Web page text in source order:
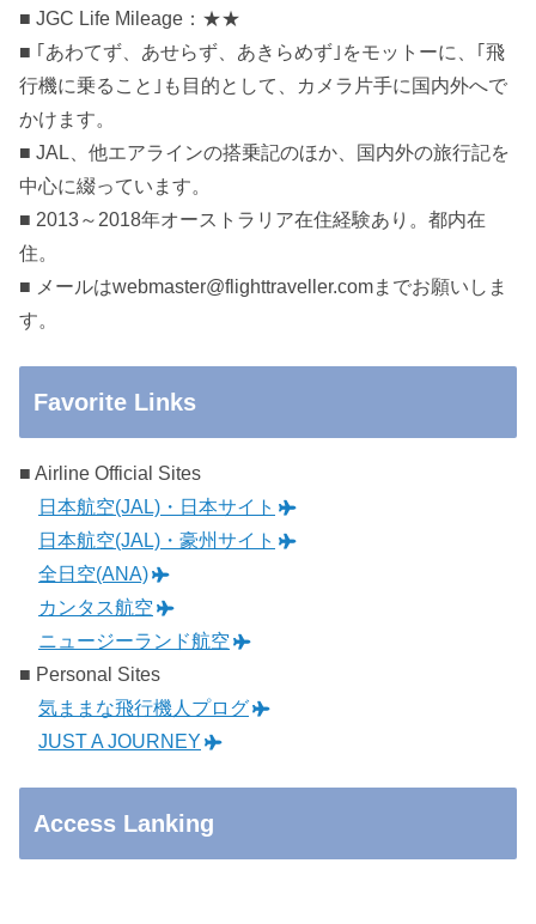
■ JGC Life Mileage：★★
■ ｢あわてず、あせらず、あきらめず｣をモットーに、｢飛
行機に乗ること｣も目的として、カメラ片手に国内外へで
かけます。
■ JAL、他エアラインの搭乗記のほか、国内外の旅行記を
中心に綴っています。
■ 2013～2018年オーストラリア在住経験あり。都内在
住。
■ メールはwebmaster@flighttraveller.comまでお願いしま
す。
Favorite Links
■ Airline Official Sites
日本航空(JAL)・日本サイト
日本航空(JAL)・豪州サイト
全日空(ANA)
カンタス航空
ニュージーランド航空
■ Personal Sites
気ままな飛行機人プログ
JUST A JOURNEY
Access Lanking